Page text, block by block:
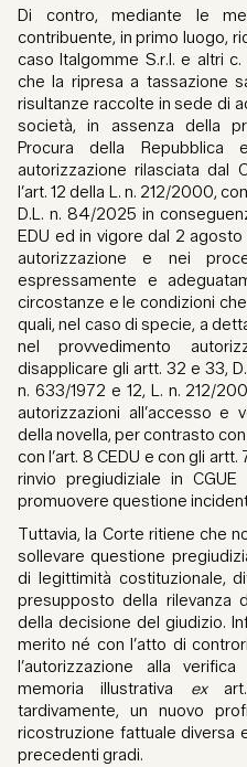
Di contro, mediante le
contribuente, in primo luogo,
caso Italgomme S.r.l. e altri
che la ripresa a tassazione
risultanze raccolte in sede di
società, in assenza della
Procura della
autorizzazione rilasciata dal
l’art. 12 della L. n. 212/2000,
D.L. n. 84/2025 in
EDU ed in vigore dal 2
autorizzazione e nei
espressamente e
circostanze e le condizioni
quali, nel caso di specie, a
nel provvedimento
disapplicare gli artt. 32 e 33,
n. 633/1972 e 12, L. n. 212/
autorizzazioni all’accesso e
della novella, per contrasto con
con l’art. 8 CEDU e con gli
rinvio pregiudiziale in
promuovere questione
Tuttavia, la Corte ritiene che
sollevare questione
di legittimità costituzionale,
presupposto della rilevanza
della decisione del giudizio.
merito né con l’atto di
l’autorizzazione alla
memoria illustrativa exart.
tardivamente, un nuovo
ricostruzione fattuale diversa
precedenti gradi.